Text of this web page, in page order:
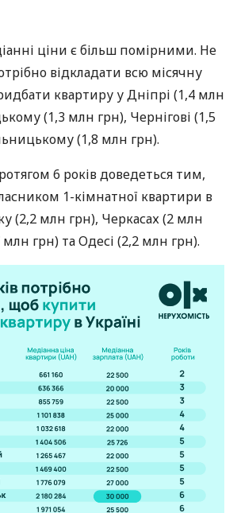
ціни є більш помірними. Не
відкладати всю місячну
квартиру у Дніпрі (1,4 млн
(1,3 млн грн), Чернігові (1,5
(1,8 млн грн).
6 років доведеться тим,
1-кімнатної квартири в
(2,2 млн грн), Черкасах (2 млн
млн грн) та Одесі (2,2 млн грн).